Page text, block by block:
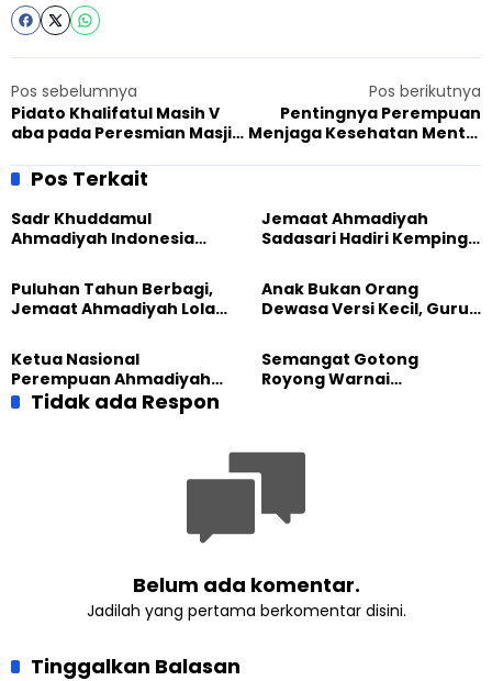
Pos sebelumnya
Pidato Khalifatul Masih V
aba pada Peresmian Masjid
Perdamaian Kunci Ajaran
Islam
Pos berikutnya
Pentingnya Perempuan
Menjaga Kesehatan Mental
yang Optimal
Pos Terkait
Sadr Khuddamul
Ahmadiyah Indonesia
Pendidikan bersama
UNUSIA
Jemaat Ahmadiyah
Sadasari Hadiri Kemping
Puluhan Tahun Berbagi,
Jemaat Ahmadiyah Lolak
Sembako kepada Warga
Anak Bukan Orang
Dewasa Versi Kecil, Guru
Ketua Nasional
Perempuan Ahmadiyah
Indonesia Raih Gelar Guru
Semangat Gotong
Royong Warnai
Tidak ada Respon
Belum ada komentar.
Jadilah yang pertama berkomentar disini.
Tinggalkan Balasan